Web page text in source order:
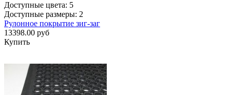
Доступные цвета: 5
Доступные размеры: 2
Рулонное покрытие зиг-заг
13398.00 руб
Купить